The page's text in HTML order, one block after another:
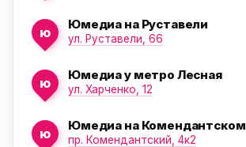
ю
Юмедиа на Руставели
ул. Руставели, 66
ю
Юмедиа у метро Лесная
ул. Харченко, 12
ю
Юмедиа на Комендантском
пр. Комендантский, 4к2